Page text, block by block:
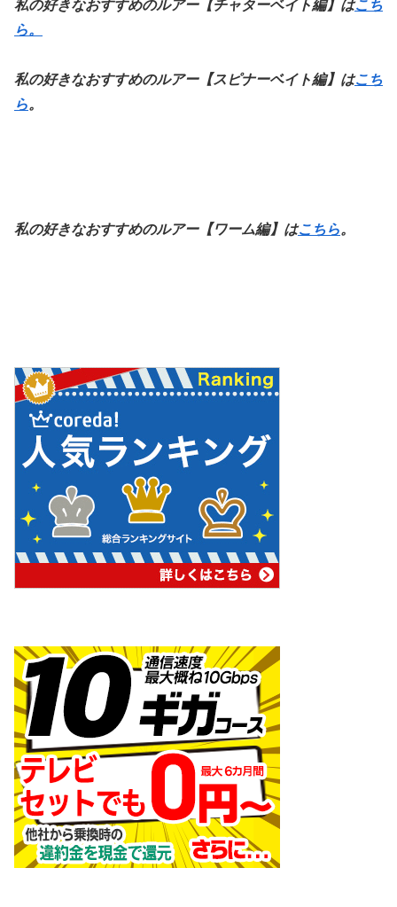
私の好きなおすすめのルアー【チャターベイト編】はこち
ら。
私の好きなおすすめのルアー【スピナーベイト編】はこち
ら。
私の好きなおすすめのルアー【ワーム編】はこちら。